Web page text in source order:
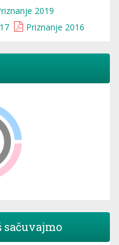
2019
Priznanje 2016
sačuvajmo